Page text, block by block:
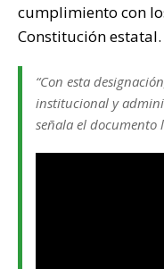
cumplimiento con
Constitución estatal.
“Con esta
institucional y
señala el documento